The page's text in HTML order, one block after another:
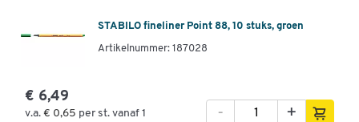
STABILO fineliner Point 88, 10 stuks, groen
Artikelnummer: 187028
€ 6,49
v.a. € 0,65 per st. vanaf 1
+
-